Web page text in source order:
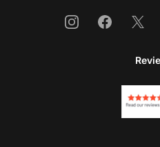
InstagramFacebook
X